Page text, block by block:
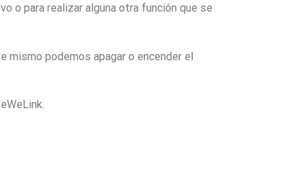
o para realizar alguna otra función que se
podemos apagar o encender el